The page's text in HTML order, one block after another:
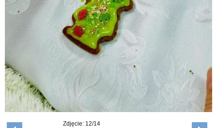
Zdjęcie: 12/14